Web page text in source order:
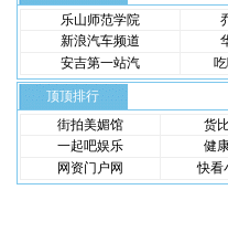
乐山师范学院
新浪汽车频道
安吉第一站汽
顶顶排行
街拍美媚馆
货
一起吧娱乐
健
网资门户网
快看